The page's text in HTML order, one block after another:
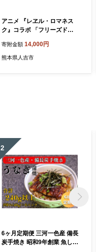
アニメ 『レヱル・ロマネス
ク』コラボ 「フリーズドラ
寄附金額 14,000円
熊本県人吉市
2
6ヶ月定期便 三河一色産 備長
炭手焼き 昭和9年創業 魚しげ